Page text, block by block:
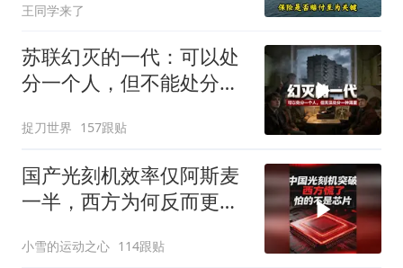
彻底破灭！
王同学来了
苏联幻灭的一代：可以处
分一个人，但不能处分一
捉刀世界 157跟贴
国产光刻机效率仅阿斯麦
一半，西方为何反而更
小雪的运动之心 114跟贴